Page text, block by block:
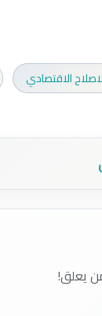
الاقتصادي
يعلق!